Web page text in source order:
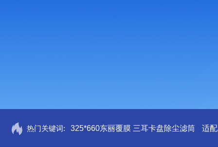
热门关键词: 325*660东丽覆膜 三耳卡盘除尘滤筒 适